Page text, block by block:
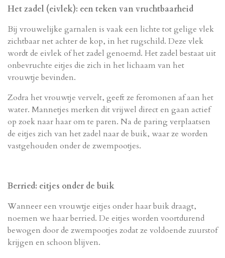
Het zadel (eivlek): een teken van vruchtbaarheid
Bij vrouwelijke garnalen is vaak een lichte tot gelige vlek
zichtbaar net achter de kop, in het rugschild. Deze vlek
wordt de eivlek of het zadel genoemd. Het zadel bestaat uit
onbevruchte eitjes die zich in het lichaam van het
vrouwtje bevinden.
Zodra het vrouwtje vervelt, geeft ze feromonen af aan het
water. Mannetjes merken dit vrijwel direct en gaan actief
op zoek naar haar om te paren. Na de paring verplaatsen
de eitjes zich van het zadel naar de buik, waar ze worden
vastgehouden onder de zwempootjes.
Berried: eitjes onder de buik
Wanneer een vrouwtje eitjes onder haar buik draagt,
noemen we haar berried. De eitjes worden voortdurend
bewogen door de zwempootjes zodat ze voldoende zuurstof
krijgen en schoon blijven.